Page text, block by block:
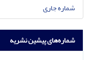
شماره جاری
شماره‌های پیشین نشریه